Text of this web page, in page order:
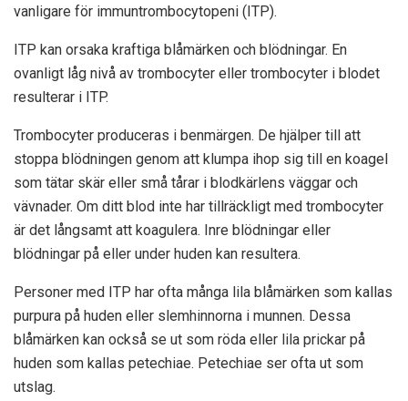
vanligare för immuntrombocytopeni (ITP).
ITP kan orsaka kraftiga blåmärken och blödningar. En
ovanligt låg nivå av trombocyter eller trombocyter i blodet
resulterar i ITP.
Trombocyter produceras i benmärgen. De hjälper till att
stoppa blödningen genom att klumpa ihop sig till en koagel
som tätar skär eller små tårar i blodkärlens väggar och
vävnader. Om ditt blod inte har tillräckligt med trombocyter
är det långsamt att koagulera. Inre blödningar eller
blödningar på eller under huden kan resultera.
Personer med ITP har ofta många lila blåmärken som kallas
purpura på huden eller slemhinnorna i munnen. Dessa
blåmärken kan också se ut som röda eller lila prickar på
huden som kallas petechiae. Petechiae ser ofta ut som
utslag.